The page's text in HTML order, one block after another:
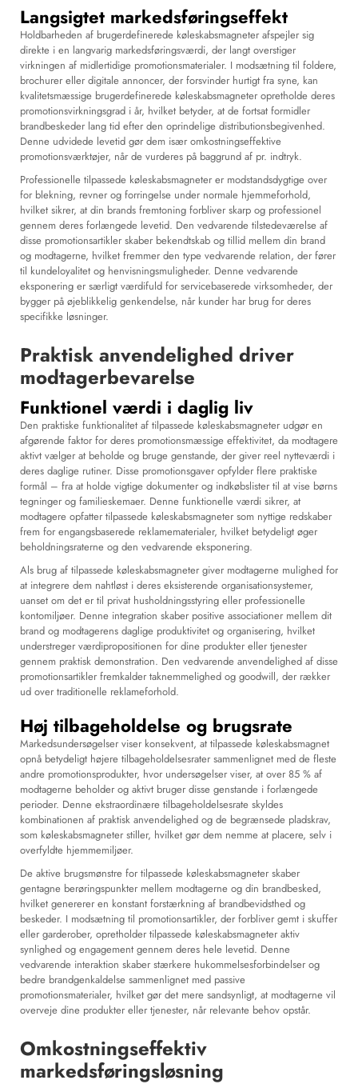
Langsigtet markedsføringseffekt
Holdbarheden af brugerdefinerede køleskabsmagneter afspejler sig
direkte i en langvarig markedsføringsværdi, der langt overstiger
virkningen af midlertidige promotionsmaterialer. I modsætning til foldere,
brochurer eller digitale annoncer, der forsvinder hurtigt fra syne, kan
kvalitetsmæssige brugerdefinerede køleskabsmagneter opretholde deres
promotionsvirkningsgrad i år, hvilket betyder, at de fortsat formidler
brandbeskeder lang tid efter den oprindelige distributionsbegivenhed.
Denne udvidede levetid gør dem især omkostningseffektive
promotionsværktøjer, når de vurderes på baggrund af pr. indtryk.
Professionelle tilpassede køleskabsmagneter er modstandsdygtige over
for blekning, revner og forringelse under normale hjemmeforhold,
hvilket sikrer, at din brands fremtoning forbliver skarp og professionel
gennem deres forlængede levetid. Den vedvarende tilstedeværelse af
disse promotionsartikler skaber bekendtskab og tillid mellem din brand
og modtagerne, hvilket fremmer den type vedvarende relation, der fører
til kundeloyalitet og henvisningsmuligheder. Denne vedvarende
eksponering er særligt værdifuld for servicebaserede virksomheder, der
bygger på øjeblikkelig genkendelse, når kunder har brug for deres
specifikke løsninger.
Praktisk anvendelighed driver
modtagerbevarelse
Funktionel værdi i daglig liv
Den praktiske funktionalitet af tilpassede køleskabsmagneter udgør en
afgørende faktor for deres promotionsmæssige effektivitet, da modtagere
aktivt vælger at beholde og bruge genstande, der giver reel nytteværdi i
deres daglige rutiner. Disse promotionsgaver opfylder flere praktiske
formål – fra at holde vigtige dokumenter og indkøbslister til at vise børns
tegninger og familieskemaer. Denne funktionelle værdi sikrer, at
modtagere opfatter tilpassede køleskabsmagneter som nyttige redskaber
frem for engangsbaserede reklamematerialer, hvilket betydeligt øger
beholdningsraterne og den vedvarende eksponering.
Als brug af tilpassede køleskabsmagneter giver modtagerne mulighed for
at integrere dem nahtløst i deres eksisterende organisationsystemer,
uanset om det er til privat husholdningsstyring eller professionelle
kontomiljøer. Denne integration skaber positive associationer mellem dit
brand og modtagerens daglige produktivitet og organisering, hvilket
understreger værdipropositionen for dine produkter eller tjenester
gennem praktisk demonstration. Den vedvarende anvendelighed af disse
promotionsartikler fremkalder taknemmelighed og goodwill, der rækker
ud over traditionelle reklameforhold.
Høj tilbageholdelse og brugsrate
Markedsundersøgelser viser konsekvent, at tilpassede køleskabsmagnet
opnå betydeligt højere tilbageholdelsesrater sammenlignet med de fleste
andre promotionsprodukter, hvor undersøgelser viser, at over 85 % af
modtagerne beholder og aktivt bruger disse genstande i forlængede
perioder. Denne ekstraordinære tilbageholdelsesrate skyldes
kombinationen af praktisk anvendelighed og de begrænsede pladskrav,
som køleskabsmagneter stiller, hvilket gør dem nemme at placere, selv i
overfyldte hjemmemiljøer.
De aktive brugsmønstre for tilpassede køleskabsmagneter skaber
gentagne berøringspunkter mellem modtagerne og din brandbesked,
hvilket genererer en konstant forstærkning af brandbevidsthed og
beskeder. I modsætning til promotionsartikler, der forbliver gemt i skuffer
eller garderober, opretholder tilpassede køleskabsmagneter aktiv
synlighed og engagement gennem deres hele levetid. Denne
vedvarende interaktion skaber stærkere hukommelsesforbindelser og
bedre brandgenkaldelse sammenlignet med passive
promotionsmaterialer, hvilket gør det mere sandsynligt, at modtagerne vil
overveje dine produkter eller tjenester, når relevante behov opstår.
Omkostningseffektiv
markedsføringsløsning